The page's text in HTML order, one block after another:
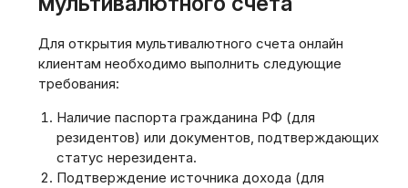
Для открытия мультивалютного счета онлайн
клиентам необходимо выполнить следующие
требования:
Наличие паспорта гражданина РФ (для
резидентов) или документов, подтверждающих
статус нерезидента.
Подтверждение источника дохода (для